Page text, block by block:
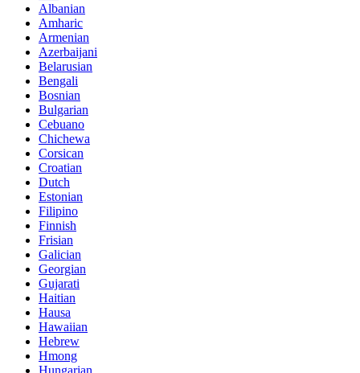
Albanian
Amharic
Armenian
Azerbaijani
Belarusian
Bengali
Bosnian
Bulgarian
Cebuano
Chichewa
Corsican
Croatian
Dutch
Estonian
Filipino
Finnish
Frisian
Galician
Georgian
Gujarati
Haitian
Hausa
Hawaiian
Hebrew
Hmong
Hungarian